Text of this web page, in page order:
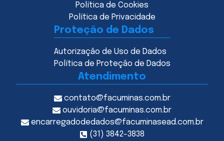
Política de Cookies
Política de Privacidade
Proteção de Dados
Autorização de Uso de Dados
Política de Proteção de Dados
Atendimento
contato@facuminas.com.br
ouvidoria@facuminas.com.br
encarregadodedados@facuminasead.com.br
(31) 3842-3838